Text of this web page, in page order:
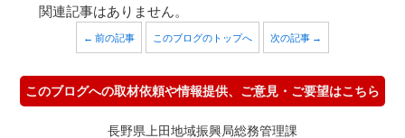
関連記事はありません。
← 前の記事 このブログのトップへ 次の記事 →
このブログへの取材依頼や情報提供、ご意見・ご要望はこちら
長野県上田地域振興局総務管理課